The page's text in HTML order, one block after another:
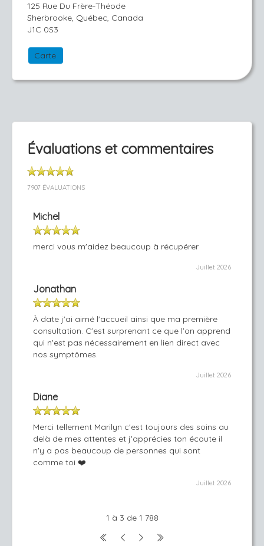
125 Rue Du Frère-Théode
Sherbrooke, Québec, Canada
J1C 0S3
Carte
Évaluations et commentaires
7907 ÉVALUATIONS
Michel
merci vous m'aidez beaucoup à récupérer
Juillet 2026
Jonathan
À date j'ai aimé l'accueil ainsi que ma première
consultation. C'est surprenant ce que l'on apprend
qui n'est pas nécessairement en lien direct avec
nos symptômes.
Juillet 2026
Diane
Merci tellement Marilyn c'est toujours des soins au
delà de mes attentes et j'apprécies ton écoute il
n'y a pas beaucoup de personnes qui sont
comme toi ❤️
Juillet 2026
1 à 3 de 1 788